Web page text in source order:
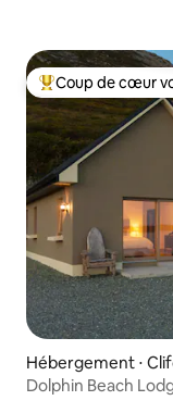
Coups de cœur
Coup de cœur
Hébergement ⋅
Dolphin Beach